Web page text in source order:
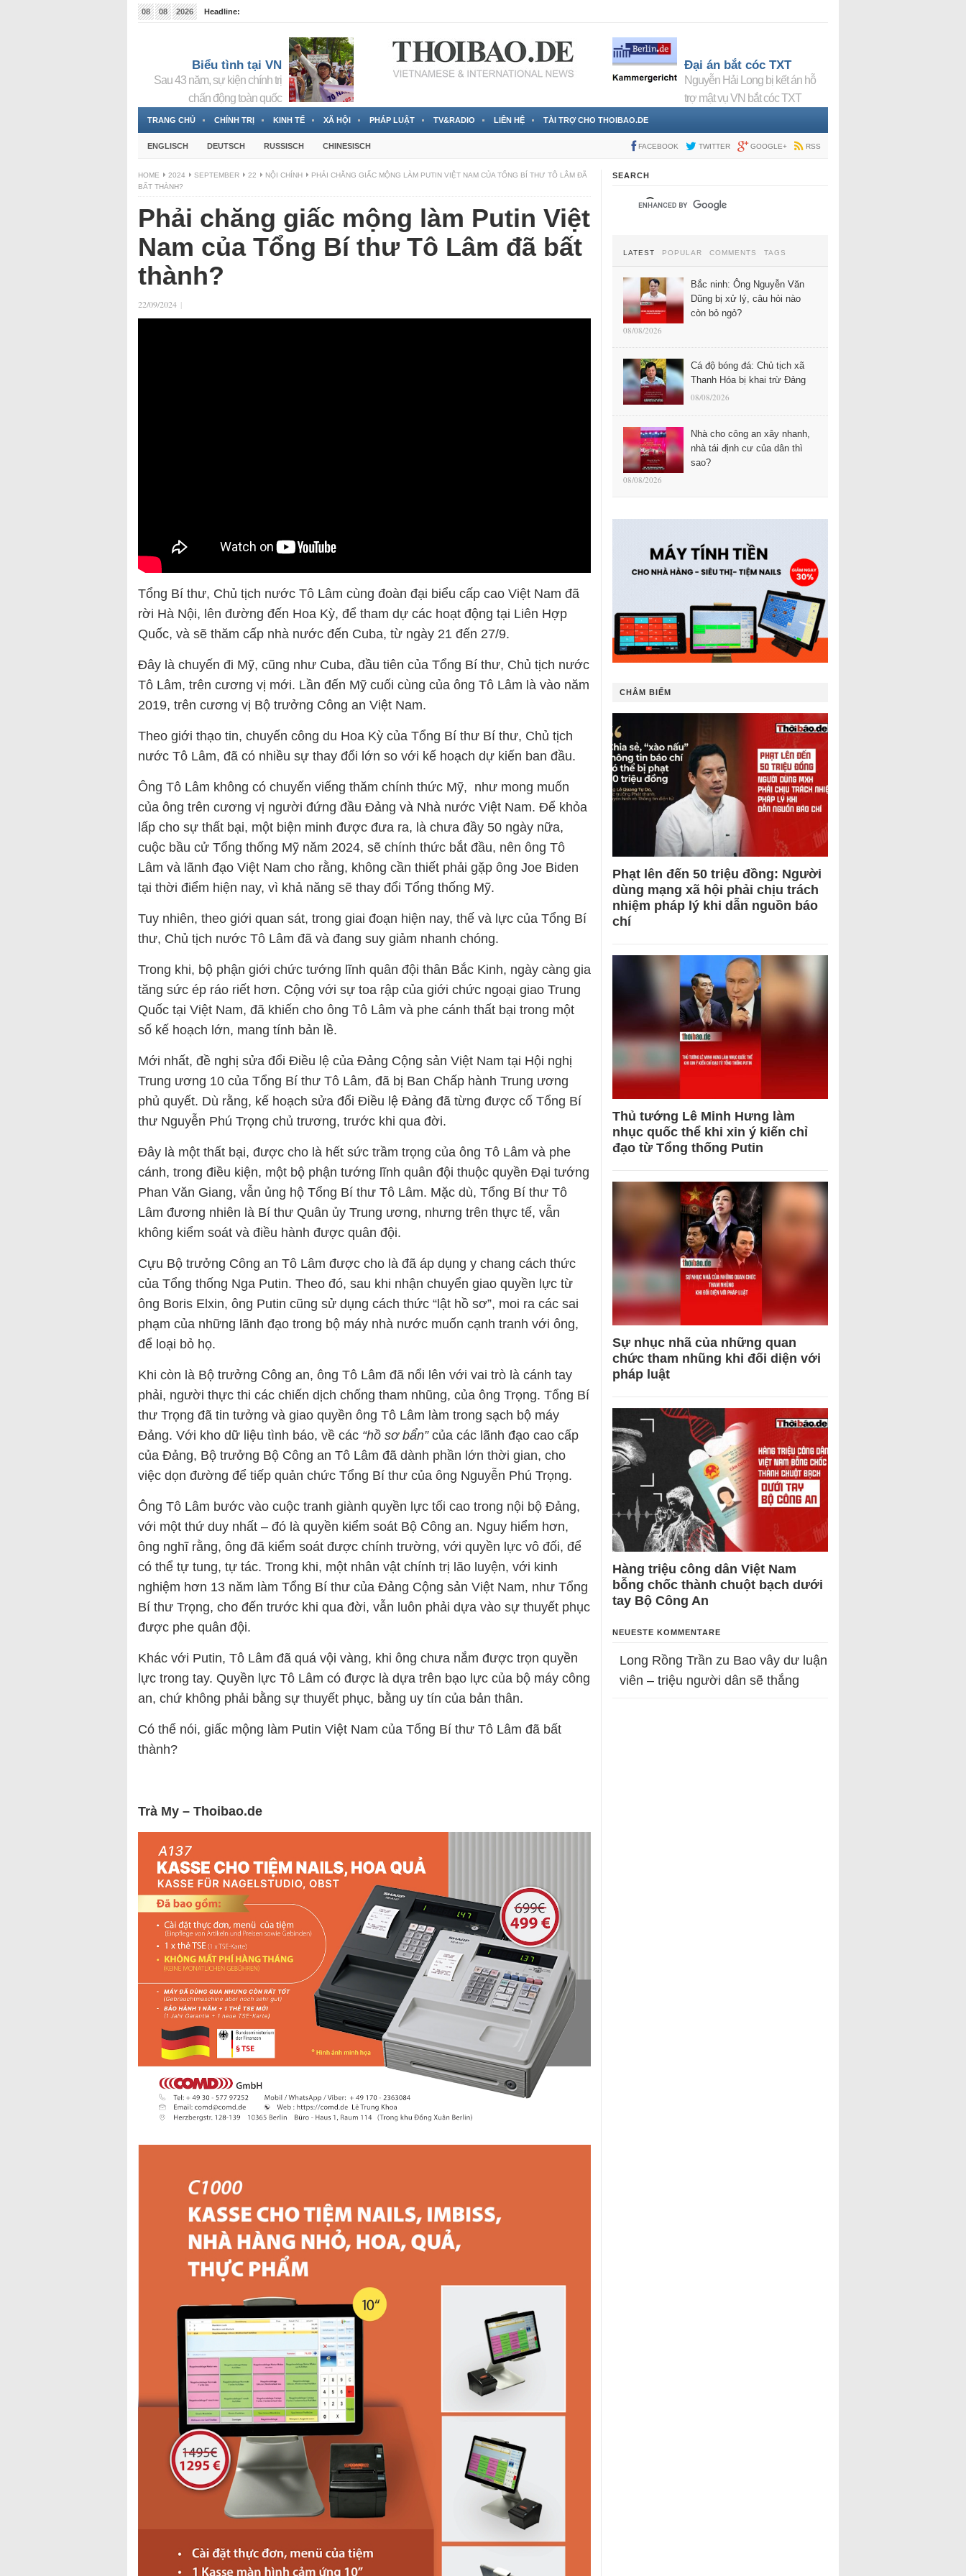
08 08 2026
Headline:
Biểu tình tại VN
Sau 43 năm, sự kiện chính trị
chấn động toàn quốc
Đại án bắt cóc TXT
Nguyễn Hải Long bị kết án hỗ
trợ mật vụ VN bắt cóc TXT
TRANG CHỦ CHÍNH TRỊ KINH TẾ XÃ HỘI PHÁP LUẬT TV&RADIO LIÊN HỆ TÀI TRỢ CHO THOIBAO.DE
ENGLISCH DEUTSCH RUSSISCH CHINESISCH FACEBOOK TWITTER GOOGLE+ RSS
HOME 2024 SEPTEMBER 22 NỘI CHÍNH
PHẢI CHĂNG GIẤC MỘNG LÀM PUTIN VIỆT NAM CỦA TỔNG BÍ THƯ TÔ LÂM ĐÃ
BẤT THÀNH?
Phải chăng giấc mộng làm Putin Việt
Nam của Tổng Bí thư Tô Lâm đã bất
thành?
22/09/2024 |
Tổng Bí thư, Chủ tịch nước Tô Lâm cùng đoàn đại biểu cấp cao Việt Nam đã
rời Hà Nội, lên đường đến Hoa Kỳ, để tham dự các hoạt động tại Liên Hợp
Quốc, và sẽ thăm cấp nhà nước đến Cuba, từ ngày 21 đến 27/9.
Đây là chuyến đi Mỹ, cũng như Cuba, đầu tiên của Tổng Bí thư, Chủ tịch nước
Tô Lâm, trên cương vị mới. Lần đến Mỹ cuối cùng của ông Tô Lâm là vào năm
2019, trên cương vị Bộ trưởng Công an Việt Nam.
Theo giới thạo tin, chuyến công du Hoa Kỳ của Tổng Bí thư Bí thư, Chủ tịch
nước Tô Lâm, đã có nhiều sự thay đổi lớn so với kế hoạch dự kiến ban đầu.
Ông Tô Lâm không có chuyến viếng thăm chính thức Mỹ, như mong muốn
của ông trên cương vị người đứng đầu Đảng và Nhà nước Việt Nam. Để khỏa
lấp cho sự thất bại, một biện minh được đưa ra, là chưa đầy 50 ngày nữa,
cuộc bầu cử Tổng thống Mỹ năm 2024, sẽ chính thức bắt đầu, nên ông Tô
Lâm và lãnh đạo Việt Nam cho rằng, không cần thiết phải gặp ông Joe Biden
tại thời điểm hiện nay, vì khả năng sẽ thay đổi Tổng thống Mỹ.
Tuy nhiên, theo giới quan sát, trong giai đoạn hiện nay, thế và lực của Tổng Bí
thư, Chủ tịch nước Tô Lâm đã và đang suy giảm nhanh chóng.
Trong khi, bộ phận giới chức tướng lĩnh quân đội thân Bắc Kinh, ngày càng gia
tăng sức ép ráo riết hơn. Cộng với sự toa rập của giới chức ngoại giao Trung
Quốc tại Việt Nam, đã khiến cho ông Tô Lâm và phe cánh thất bại trong một
số kế hoạch lớn, mang tính bản lề.
Mới nhất, đề nghị sửa đổi Điều lệ của Đảng Cộng sản Việt Nam tại Hội nghị
Trung ương 10 của Tổng Bí thư Tô Lâm, đã bị Ban Chấp hành Trung ương
phủ quyết. Dù rằng, kế hoạch sửa đổi Điều lệ Đảng đã từng được cố Tổng Bí
thư Nguyễn Phú Trọng chủ trương, trước khi qua đời.
Đây là một thất bại, được cho là hết sức trầm trọng của ông Tô Lâm và phe
cánh, trong điều kiện, một bộ phận tướng lĩnh quân đội thuộc quyền Đại tướng
Phan Văn Giang, vẫn ủng hộ Tổng Bí thư Tô Lâm. Mặc dù, Tổng Bí thư Tô
Lâm đương nhiên là Bí thư Quân ủy Trung ương, nhưng trên thực tế, vẫn
không kiểm soát và điều hành được quân đội.
Cựu Bộ trưởng Công an Tô Lâm được cho là đã áp dụng y chang cách thức
của Tổng thống Nga Putin. Theo đó, sau khi nhận chuyển giao quyền lực từ
ông Boris Elxin, ông Putin cũng sử dụng cách thức “lật hồ sơ”, moi ra các sai
phạm của những lãnh đạo trong bộ máy nhà nước muốn cạnh tranh với ông,
để loại bỏ họ.
Khi còn là Bộ trưởng Công an, ông Tô Lâm đã nổi lên với vai trò là cánh tay
phải, người thực thi các chiến dịch chống tham nhũng, của ông Trọng. Tổng Bí
thư Trọng đã tin tưởng và giao quyền ông Tô Lâm làm trong sạch bộ máy
Đảng. Với kho dữ liệu tình báo, về các “hồ sơ bẩn”của các lãnh đạo cao cấp
của Đảng, Bộ trưởng Bộ Công an Tô Lâm đã dành phần lớn thời gian, cho
việc dọn đường để tiếp quản chức Tổng Bí thư của ông Nguyễn Phú Trọng.
Ông Tô Lâm bước vào cuộc tranh giành quyền lực tối cao trong nội bộ Đảng,
với một thứ duy nhất – đó là quyền kiểm soát Bộ Công an. Nguy hiểm hơn,
ông nghĩ rằng, ông đã kiểm soát được chính trường, với quyền lực vô đối, để
có thể tự tung, tự tác. Trong khi, một nhân vật chính trị lão luyện, với kinh
nghiệm hơn 13 năm làm Tổng Bí thư của Đảng Cộng sản Việt Nam, như Tổng
Bí thư Trọng, cho đến trước khi qua đời, vẫn luôn phải dựa vào sự thuyết phục
được phe quân đội.
Khác với Putin, Tô Lâm đã quá vội vàng, khi ông chưa nắm được trọn quyền
lực trong tay. Quyền lực Tô Lâm có được là dựa trên bạo lực của bộ máy công
an, chứ không phải bằng sự thuyết phục, bằng uy tín của bản thân.
Có thể nói, giấc mộng làm Putin Việt Nam của Tổng Bí thư Tô Lâm đã bất
thành?
Trà My – Thoibao.de
SEARCH
LATEST POPULAR COMMENTS TAGS
Bắc ninh: Ông Nguyễn Văn
Dũng bị xử lý, câu hỏi nào
còn bỏ ngỏ?
08/08/2026
Cá độ bóng đá: Chủ tịch xã
Thanh Hóa bị khai trừ Đảng
08/08/2026
Nhà cho công an xây nhanh,
nhà tái định cư của dân thì
sao?
08/08/2026
CHÂM BIẾM
Phạt lên đến 50 triệu đồng: Người
dùng mạng xã hội phải chịu trách
nhiệm pháp lý khi dẫn nguồn báo
chí
Thủ tướng Lê Minh Hưng làm
nhục quốc thể khi xin ý kiến chỉ
đạo từ Tổng thống Putin
Sự nhục nhã của những quan
chức tham nhũng khi đối diện với
pháp luật
Hàng triệu công dân Việt Nam
bỗng chốc thành chuột bạch dưới
tay Bộ Công An
NEUESTE KOMMENTARE
Long Rồng Trần zu Bao vây dư luận
viên – triệu người dân sẽ thắng